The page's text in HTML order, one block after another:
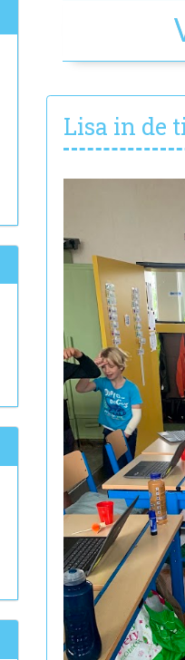
Lisa in de